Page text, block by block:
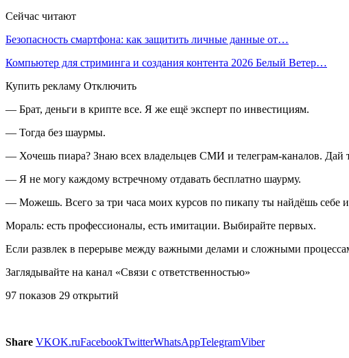
Сейчас читают
Безопасность смартфона: как защитить личные данные от…
Компьютер для стриминга и создания контента 2026 Белый Ветер…
Купить рекламу Отключить
— Брат, деньги в крипте все. Я же ещё эксперт по инвестициям.
— Тогда без шаурмы.
— Хочешь пиара? Знаю всех владельцев СМИ и телеграм-каналов. Дай
— Я не могу каждому встречному отдавать бесплатно шаурму.
— Можешь. Всего за три часа моих курсов по пикапу ты найдёшь себе
Мораль: есть профессионалы, есть имитации. Выбирайте первых.
Если развлек в перерыве между важными делами и сложными
Заглядывайте на канал «Связи с ответственностью»
97 показов 29 открытий
Share VKOK.ruFacebookTwitterWhatsAppTelegramViber